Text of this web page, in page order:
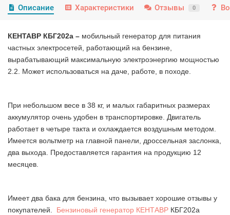
Описание Характеристики Отзывы 0
КЕНТАВР КБГ202а – мобильный генератор для питания
частных электросетей, работающий на бензине,
вырабатывающий максимальную электроэнергию мощностью
2.2. Может использоваться на даче, работе, в походе.
При небольшом весе в 38 кг, и малых габаритных размерах
аккумулятор очень удобен в транспортировке. Двигатель
работает в четыре такта и охлаждается воздушным методом.
Имеется вольтметр на главной панели, дроссельная заслонка,
два выхода. Предоставляется гарантия на продукцию 12
месяцев.
Имеет два бака для бензина, что вызывает хорошие отзывы у
покупателей. Бензиновый генератор КЕНТАВР КБГ202а